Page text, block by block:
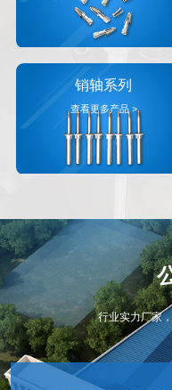
销轴系列
查看更多产品 >
行业实力厂家